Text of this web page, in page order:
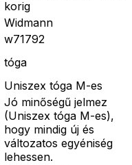
korig
Widmann
w71792
tóga
Uniszex tóga M-es
Jó minőségű jelmez
(Uniszex tóga M-es),
hogy mindig új és
változatos egyéniség
lehessen.